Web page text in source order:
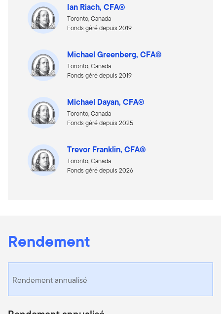
Ian Riach, CFA®
Toronto, Canada
Fonds géré depuis 2019
Michael Greenberg, CFA®
Toronto, Canada
Fonds géré depuis 2019
Michael Dayan, CFA®
Toronto, Canada
Fonds géré depuis 2025
Trevor Franklin, CFA®
Toronto, Canada
Fonds géré depuis 2026
Rendement
Rendement annualisé